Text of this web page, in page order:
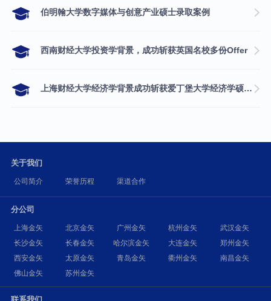
伯明翰大学数字媒体与创意产业硕士录取案例
西南财经大学投资学背景，成功斩获英国名校多份Offer
上海财经大学经济学背景成功斩获爱丁堡大学经济学硕士录取
关于我们
公司简介 荣誉历程 渠道合作
分公司
上海金矢 北京金矢 广州金矢 杭州金矢
武汉金矢
长沙金矢
长春金矢 哈尔滨金矢 大连金矢
郑州金矢
西安金矢
太原金矢 青岛金矢 衢州金矢
南昌金矢
佛山金矢
苏州金矢